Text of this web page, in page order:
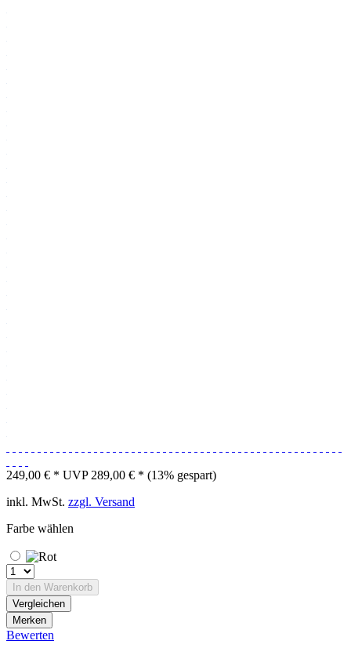
249,00 € * UVP 289,00 € * (13% gespart)
inkl. MwSt. zzgl. Versand
Farbe wählen
In den Warenkorb
Vergleichen
Merken
Bewerten